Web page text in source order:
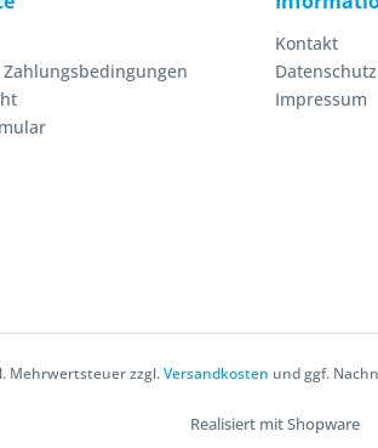
Kontakt
Datenschutz
Impressum
Mehrwertsteuer zzgl.Versandkosten und ggf.
Realisiert mit Shopware